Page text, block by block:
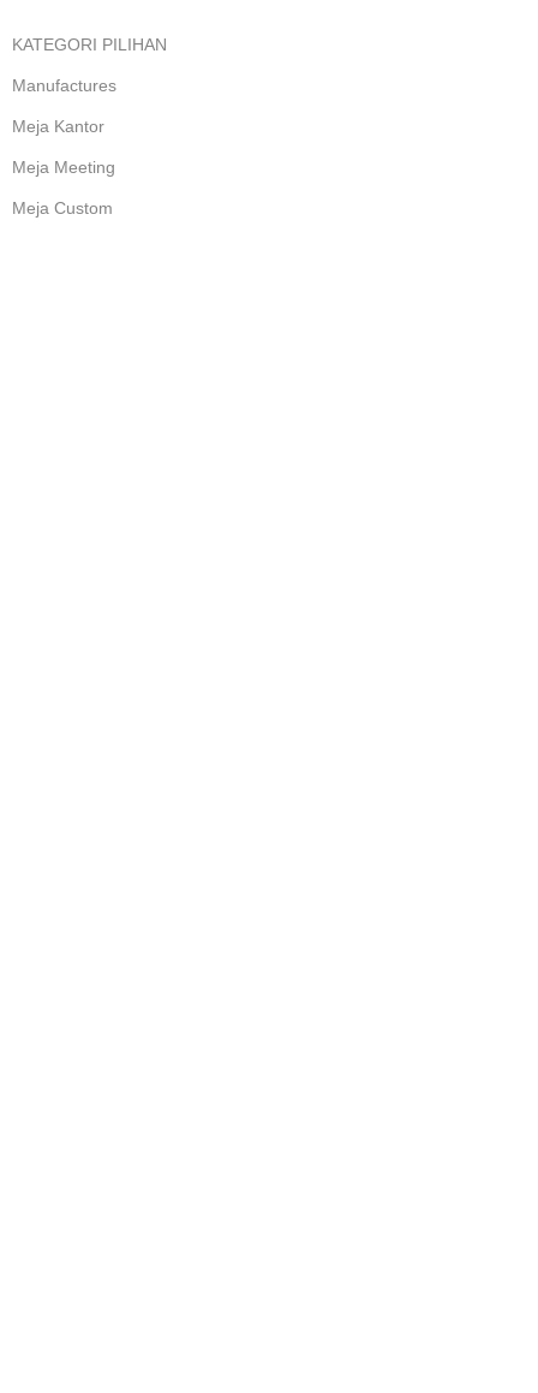
KATEGORI PILIHAN
Manufactures
Meja Kantor
Meja Meeting
Meja Custom